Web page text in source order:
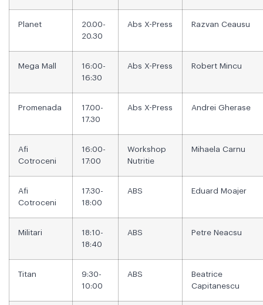
Planet
20.00-
20.30
Abs X-Press Razvan Ceausu
Mega Mall
16:00-
16:30
Abs X-Press Robert Mincu
Promenada
17.00-
17.30
Abs X-Press Andrei Gherase
Afi
Cotroceni
16:00-
17:00
Workshop
Nutritie
Mihaela Carnu
Afi
Cotroceni
17:30-
18:00
ABS Eduard Moajer
Militari
18:10-
18:40
ABS Petre Neacsu
Titan
9:30-
10:00
ABS
Beatrice
Capitanescu